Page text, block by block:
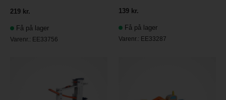
219 kr.
Få på lager
Varenr.: EE33756
139 kr.
Få på lager
Varenr.: EE33287